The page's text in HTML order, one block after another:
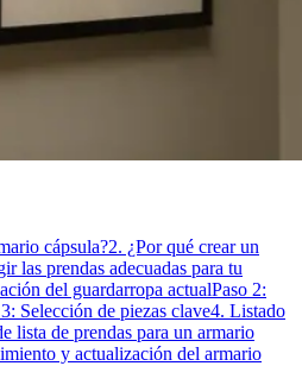
cápsula?2. ¿Por qué crear un
las prendas adecuadas para tu
del guardarropa actualPaso 2:
Selección de piezas clave4. Listado
lista de prendas para un armario
y actualización del armario